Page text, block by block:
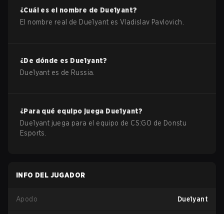
¿Cuál es el nombre de Due1yant?
El nombre real de Due1yant esVladislav Pavlovich
¿De dónde es Due1yant?
Due1yant es de Russia
¿Para qué equipo juega Due1yant?
Due1yant juega para el equipo de CS:GO de Donstu
Esports
INFO DEL JUGADOR
Apodo Due1yant